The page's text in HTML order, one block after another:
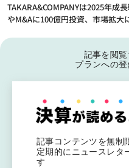
TAKARA&COMPANYは2025年成
やM&Aに100億円投資、市場拡大
記事を閲
プランへの
記事コンテンツを無制
定期的にニュースレタ
す